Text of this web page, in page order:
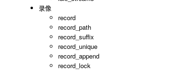
录像
record
record_path
record_suffix
record_unique
record_append
record_lock